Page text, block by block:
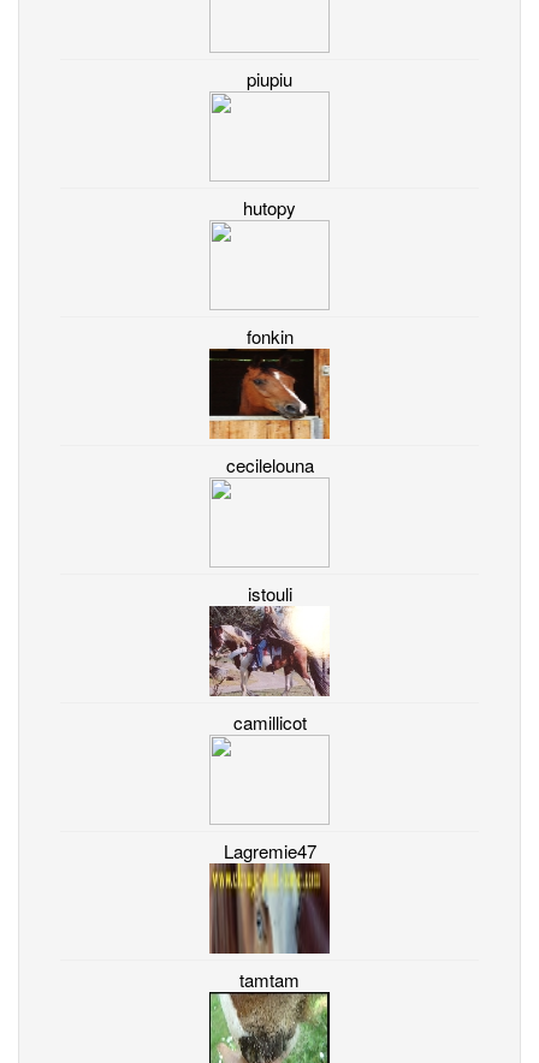
piupiu
hutopy
fonkin
cecilelouna
istouli
camillicot
Lagremie47
tamtam